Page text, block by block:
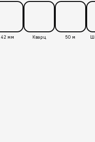
42 мм Кварц 50 м